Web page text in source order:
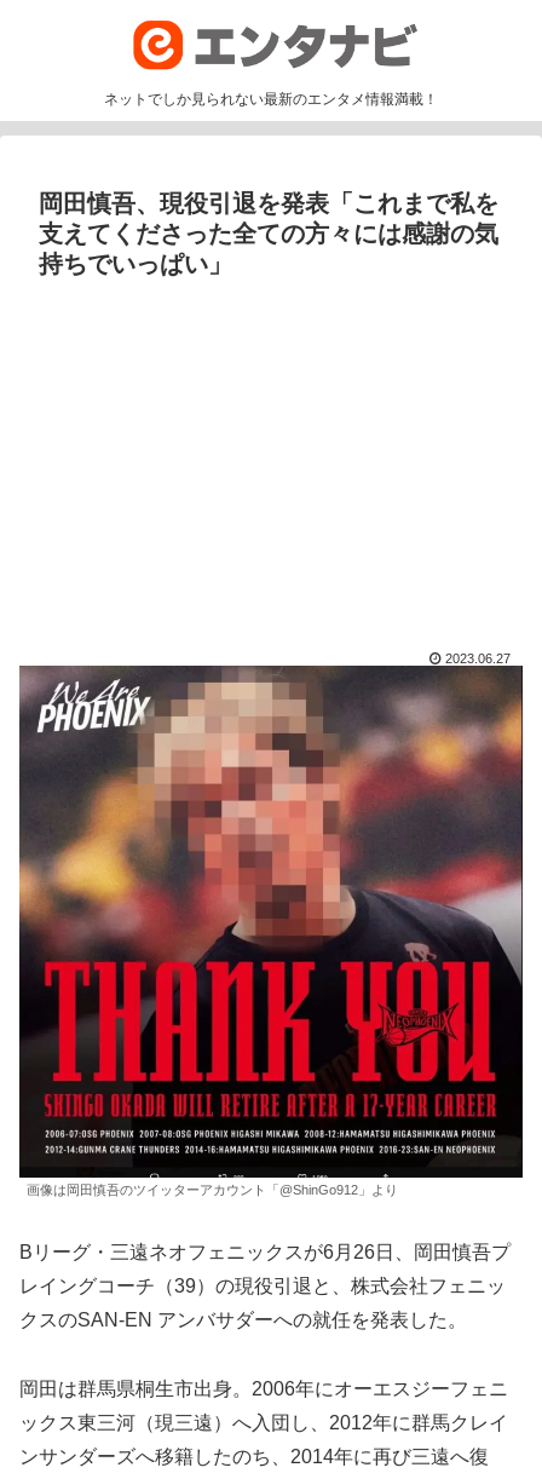
ネットでしか見られない最新のエンタメ情報満載！
岡田慎吾、現役引退を発表「これまで私を
支えてくださった全ての方々には感謝の気
持ちでいっぱい」
2023.06.27
画像は岡田慎吾のツイッターアカウント「@ShinGo912」より
Bリーグ・三遠ネオフェニックスが6月26日、岡田慎吾プ
レイングコーチ（39）の現役引退と、株式会社フェニッ
クスのSAN-EN アンバサダーへの就任を発表した。
岡田は群馬県桐生市出身。2006年にオーエスジーフェニ
ックス東三河（現三遠）へ入団し、2012年に群馬クレイ
ンサンダーズへ移籍したのち、2014年に再び三遠へ復